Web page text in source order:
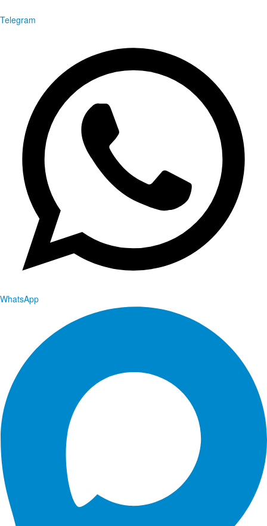
Telegram
WhatsApp